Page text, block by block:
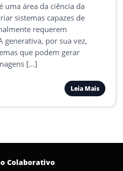
uma área da ciência da
sistemas capazes de
requerem
generativa, por sua vez,
que podem gerar
[…]
Leia Mais
Colaborativo